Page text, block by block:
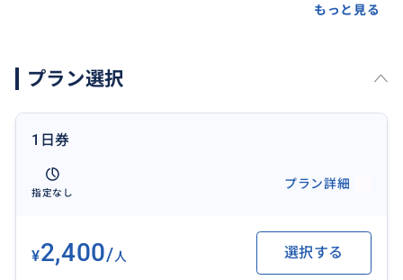
さらに、人気のショッピングモールやお店を周るショ
[タモンシャトル運行ルート]
ロネシアモール方面行き
・北ルート マイクロネシアモール発→グアムプレミア
ムアウトレット方面行き
[ショッピングモールシャトル運行ルート]
ドンドンドンキ、Kマート、マイクロネシアモール等を
もっと見る
プラン選択
1日券
指定なし
プラン詳細
¥2,400/人 選択する